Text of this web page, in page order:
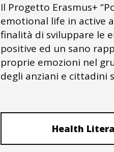
Il Progetto Erasmus+
emotional life in active
finalità di sviluppare le
positive ed un sano
proprie emozioni nel
degli anziani e cittadini
Health